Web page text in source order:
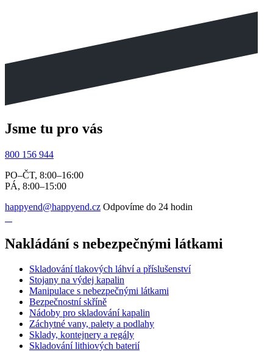
Jsme tu pro vás
800 156 944
PO–ČT, 8:00–16:00
PÁ, 8:00–15:00
happyend@happyend.cz Odpovíme do 24 hodin
Nakládání s nebezpečnými látkami
Skladování tlakových láhví a příslušenství
Stojany na výdej kapalin
Manipulace s nebezpečnými látkami
Bezpečnostní skříně
Nádoby pro skladování kapalin
Záchytné vany, palety a podlahy
Sklady, kontejnery a regály
Skladování lithiových baterií